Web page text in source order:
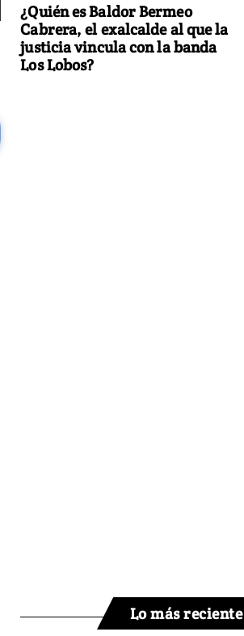
¿Quién es Baldor Bermeo
Cabrera, el exalcalde al que la
justicia vincula con la banda
Los Lobos?
Lo más reciente